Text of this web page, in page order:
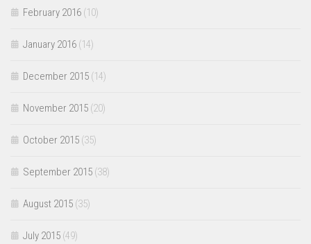
February 2016 (10)
January 2016 (14)
December 2015 (14)
November 2015 (20)
October 2015 (35)
September 2015 (38)
August 2015 (35)
July 2015 (49)